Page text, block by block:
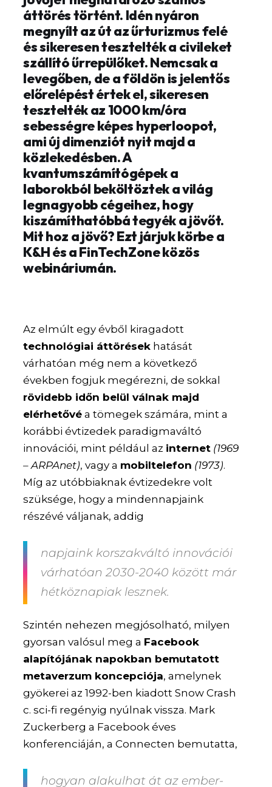
áttörés történt. Idén nyáron
megnyílt az út az űrturizmus felé
és sikeresen tesztelték a civileket
szállító űrrepülőket. Nemcsak a
levegőben, de a földön is jelentős
előrelépést értek el, sikeresen
tesztelték az 1000 km/óra
sebességre képes hyperloopot,
ami új dimenziót nyit majd a
közlekedésben. A
kvantumszámítógépek a
laborokból beköltöztek a világ
legnagyobb cégeihez, hogy
kiszámíthatóbbá tegyék a jövőt.
Mit hoz a jövő? Ezt járjuk körbe a
K&H és a FinTechZone közös
webináriumán.
Az elmúlt egy évből kiragadott
technológiai áttörések hatását
várhatóan még nem a következő
években fogjuk megérezni, de sokkal
rövidebb időn belül válnak majd
elérhetővé a tömegek számára, mint a
korábbi évtizedek paradigmaváltó
innovációi, mint például az internet (1969
– ARPAnet), vagy a mobiltelefon (1973).
Míg az utóbbiaknak évtizedekre volt
szüksége, hogy a mindennapjaink
részévé váljanak, addig
napjaink korszakváltó innovációi
várhatóan 2030-2040 között már
hétköznapiak lesznek.
Szintén nehezen megjósolható, milyen
gyorsan valósul meg a Facebook
alapítójának napokban bemutatott
metaverzum koncepciója, amelynek
gyökerei az 1992-ben kiadott Snow Crash
c. sci-fi regényig nyúlnak vissza. Mark
Zuckerberg a Facebook éves
konferenciáján, a Connecten bemutatta,
hogyan alakulhat át az ember-